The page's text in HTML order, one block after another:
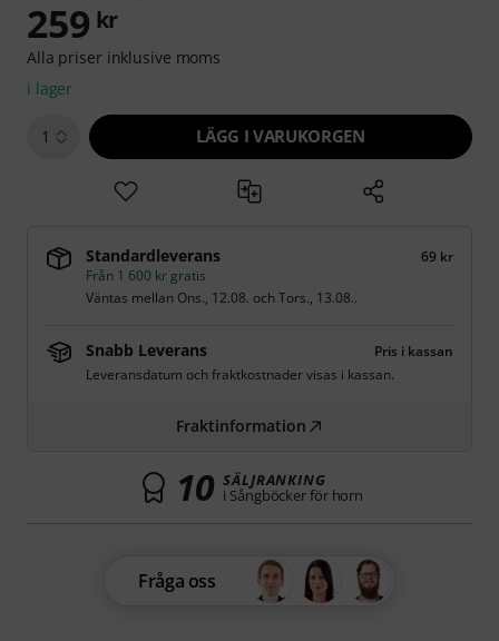
259 kr
Alla priser inklusive moms
i lager
1 LÄGG I VARUKORGEN
Standardleverans
69 kr
Från 1 600 kr gratis
Väntas mellan Ons., 12.08. ochTors., 13.08..
Snabb Leverans
Pris i kassan
Leveransdatum och fraktkostnader visas i kassan.
Fraktinformation
10 SÄLJRANKING
i Sångböcker för horn
Fråga oss